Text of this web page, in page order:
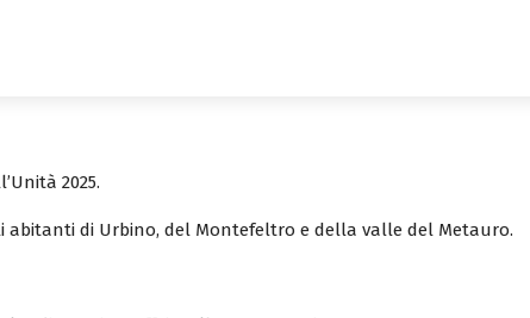
2025.
di Urbino, del Montefeltro e della valle del Metauro.